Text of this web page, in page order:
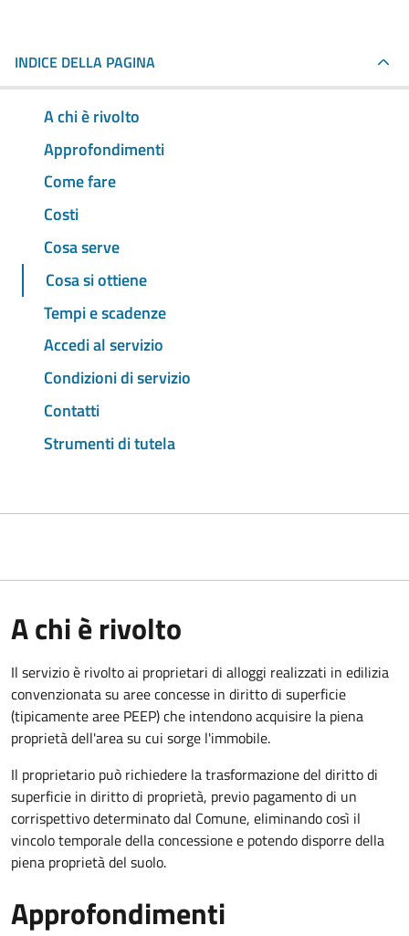
INDICE DELLA PAGINA
A chi è rivolto
Approfondimenti
Come fare
Costi
Cosa serve
Cosa si ottiene
Tempi e scadenze
Accedi al servizio
Condizioni di servizio
Contatti
Strumenti di tutela
A chi è rivolto
Il servizio è rivolto ai proprietari di alloggi realizzati in edilizia
convenzionata su aree concesse in diritto di superficie
(tipicamente aree PEEP) che intendono acquisire la piena
proprietà dell'area su cui sorge l'immobile.
Il proprietario può richiedere la trasformazione del diritto di
superficie in diritto di proprietà, previo pagamento di un
corrispettivo determinato dal Comune, eliminando così il
vincolo temporale della concessione e potendo disporre della
piena proprietà del suolo.
Approfondimenti